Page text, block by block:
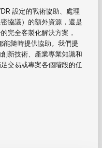
設定的戰術協助、處理
協議）的額外資源，還是
完全客製化解決方案，
能隨時提供協助。我們提
新技術、產業專業知識和
交易或專案各個階段的任